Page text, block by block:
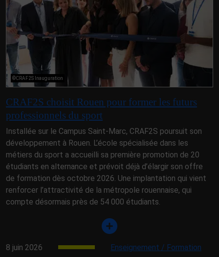
©CRAF2S Inauguration
CRAF2S choisit Rouen pour former les futurs
professionnels du sport
Installée sur le Campus Saint-Marc, CRAF2S poursuit son
développement à Rouen. L’école spécialisée dans les
métiers du sport a accueilli sa première promotion de 20
étudiants en alternance et prévoit déjà d’élargir son offre
de formation dès octobre 2026. Une implantation qui vient
renforcer l’attractivité de la métropole rouennaise, qui
compte désormais près de 54 000 étudiants.
8 juin 2026 Enseignement / Formation